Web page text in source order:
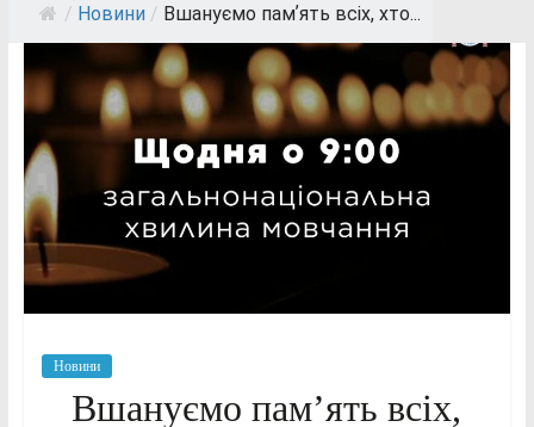
/ Новини / Вшануємо памʼять всіх, хто...
Новини
Вшануємо памʼять всіх,